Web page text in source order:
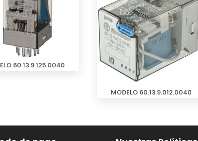
60.13.9.125.0040
MODELO 60.13.9.012.0040